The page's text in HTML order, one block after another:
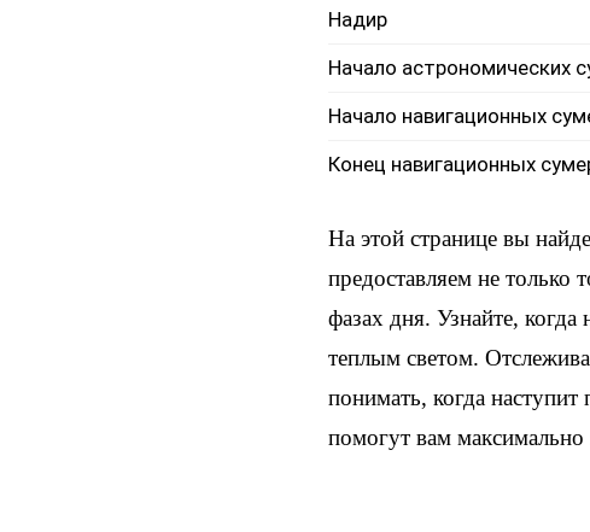
Надир
Начало астрономических
Начало навигационных
Конец навигационных
На этой странице вы
предоставляем не только
фазах дня. Узнайте,
теплым светом.
понимать, когда
помогут вам максимально